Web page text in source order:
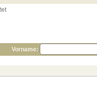
Vorname: